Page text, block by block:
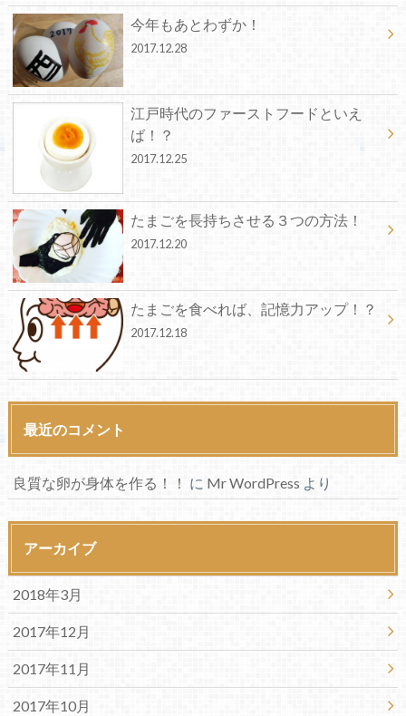
今年もあとわずか！
2017.12.28
江戸時代のファーストフードといえ
ば！？
2017.12.25
たまごを長持ちさせる３つの方法！
2017.12.20
たまごを食べれば、記憶力アップ！？
2017.12.18
最近のコメント
良質な卵が身体を作る！！ に Mr WordPress より
アーカイブ
2018年3月
2017年12月
2017年11月
2017年10月